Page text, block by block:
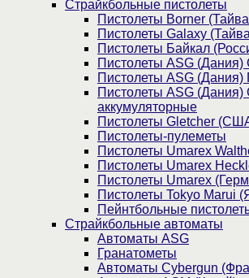
Страйкбольные пистолеты
Пистолеты Borner
Пистолеты Galaxy
Пистолеты Байкал
Пистолеты ASG (Дания)
Пистолеты ASG
Пистолеты ASG (Дания)
аккумуляторные
Пистолеты Gletcher
Пистолеты-пулеметы
Пистолеты Umarex
Пистолеты Umarex
Пистолеты Umarex
Пистолеты Tokyo Marui
Пейнтбольные
Страйкбольные автоматы
Автоматы ASG
Гранатометы
Автоматы Cybergun